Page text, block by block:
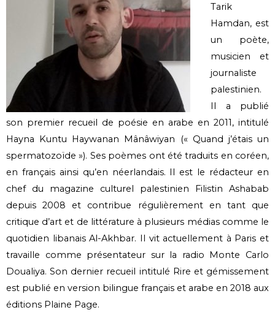
Tarik
Hamdan, est
un poète,
musicien et
journaliste
palestinien.
Il a publié
son premier recueil de poésie en arabe en 2011, intitulé
Hayna Kuntu Haywanan Mânâwiyan (« Quand j’étais un
spermatozoïde »). Ses poèmes ont été traduits en coréen,
en français ainsi qu’en néerlandais. Il est le rédacteur en
chef du magazine culturel palestinien Filistin Ashabab
depuis 2008 et contribue régulièrement en tant que
critique d’art et de littérature à plusieurs médias comme le
quotidien libanais Al-Akhbar. Il vit actuellement à Paris et
travaille comme présentateur sur la radio Monte Carlo
Doualiya. Son dernier recueil intitulé Rire et gémissement
est publié en version bilingue français et arabe en 2018 aux
éditions Plaine Page.